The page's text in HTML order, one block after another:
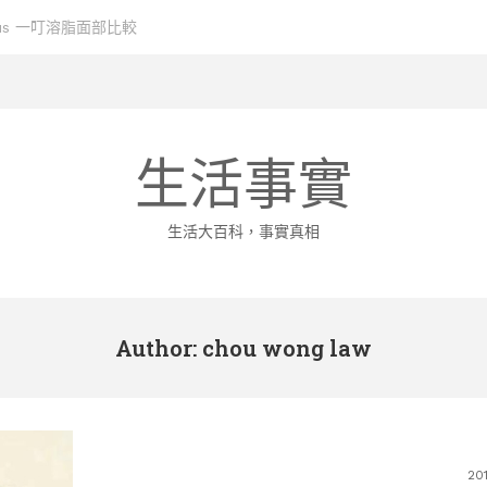
格
生活事實
生活大百科，事實真相
Author: chou wong law